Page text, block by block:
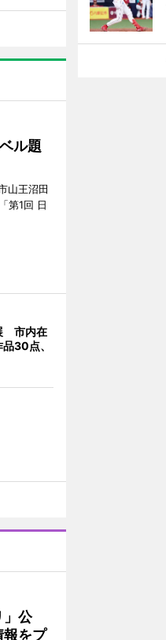
ル題
山王沼田
第1回 日
市内在
30点、
」公
をプ